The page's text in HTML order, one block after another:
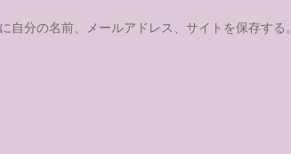
分の名前、メールアドレス、サイトを保存する。